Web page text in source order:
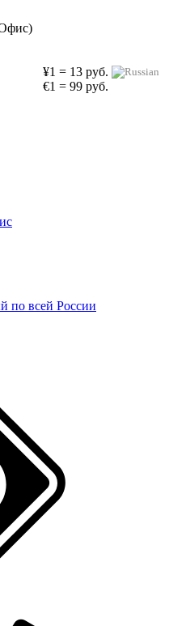
¥1 = 13 руб.
€1 = 99 руб.
по всей России